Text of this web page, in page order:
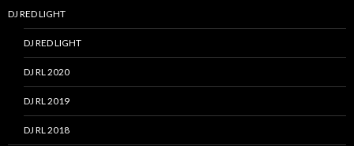
DJ RED LIGHT
DJ RED LIGHT
DJ RL 2020
DJ RL 2019
DJ RL 2018